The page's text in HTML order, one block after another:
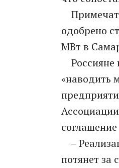
одобрено
МВт в
Россияне
«наводить
–
потянет за